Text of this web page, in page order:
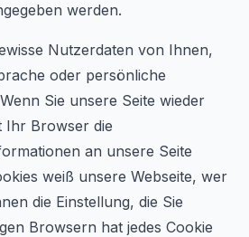
werden.
Nutzerdaten von Ihnen,
oder persönliche
Sie unsere Seite wieder
Browser die
an unsere Seite
weiß unsere Webseite, wer
die Einstellung, die Sie
Browsern hat jedes Cookie